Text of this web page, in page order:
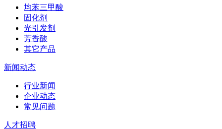
均苯三甲酸
固化剂
光引发剂
芳香酸
其它产品
新闻动态
行业新闻
企业动态
常见问题
人才招聘